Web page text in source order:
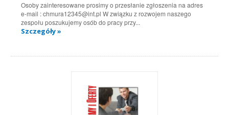
Osoby zainteresowane prosimy o przesłanie zgłoszenia na adres
e-mail : chmura12345@int.pl W związku z rozwojem naszego
zespołu poszukujemy osób do pracy przy...
Szczegóły »